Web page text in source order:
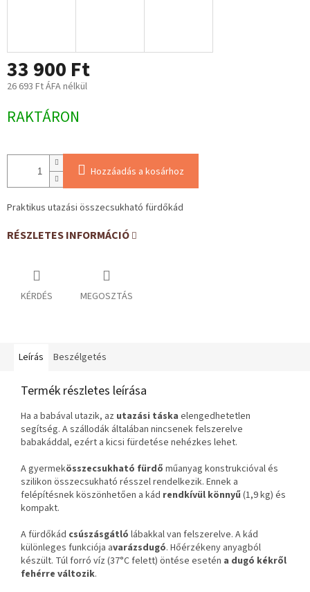
33 900 Ft
26 693 Ft ÁFA nélkül
Egységár:
RAKTÁRON
Hozzáadás a kosárhoz
Praktikus utazási összecsukható fürdőkád
RÉSZLETES INFORMÁCIÓ
KÉRDÉS MEGOSZTÁS
Leírás Beszélgetés
Termék részletes leírása
Ha a babával utazik, az utazási táska elengedhetetlen
segítség. A szállodák általában nincsenek felszerelve
babakáddal, ezért a kicsi fürdetése nehézkes lehet.
A gyermekösszecsukható fürdő műanyag konstrukcióval és
szilikon összecsukható résszel rendelkezik. Ennek a
felépítésnek köszönhetően a kád rendkívül könnyű (1,9 kg) és
kompakt.
A fürdőkád csúszásgátló lábakkal van felszerelve. A kád
különleges funkciója avarázsdugó. Hőérzékeny anyagból
készült. Túl forró víz (37°C felett) öntése esetén a dugó kékről
fehérre változik.